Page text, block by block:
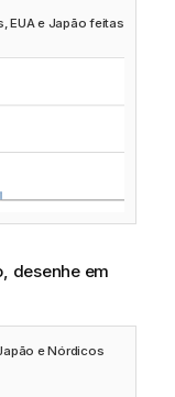
EUA e Japão feitas
desenhe em
e Nórdicos